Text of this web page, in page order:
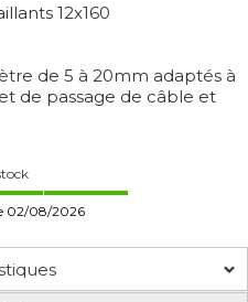
12x160
de 5 à 20mm adaptés à
de passage de câble et
02/08/2026